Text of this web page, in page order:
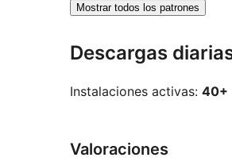
Mostrar todos los patrones
Descargas
Instalaciones activas: 40+
Valoraciones